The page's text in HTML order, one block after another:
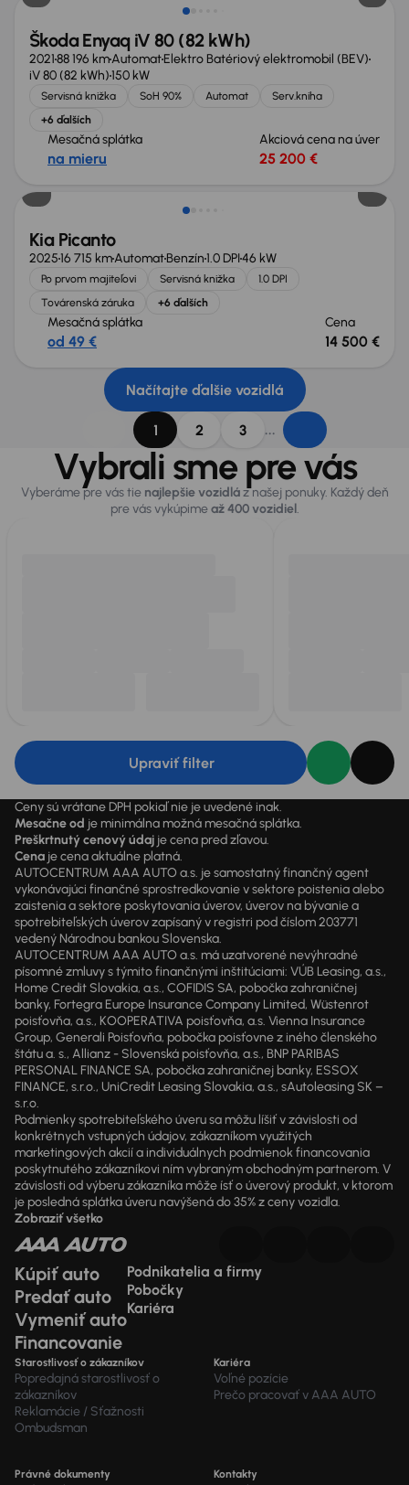
Škoda Enyaq iV 80 (82 kWh)
202188 196 kmAutomatElektro Batériový elektromobil (BEV)
iV 80 (82 kWh)150 kW
Servisná knižka SoH 90% Automat
Serv.kniha
+6 ďalších
Mesačná splátka
na mieru
Akciová cena na úver
25 200 €
Ušetríte 6 200 €
Kia Picanto
202516 715 kmAutomatBenzín1.0 DPI46 kW
Po prvom majiteľovi Servisná knižka
1.0 DPI
Továrenská záruka
+6 ďalších
Mesačná splátka
od 49 €
Cena
14 500 €
Načítajte ďalšie vozidlá
1 2 3 ...
Vybrali sme pre vás
Vyberáme pre vás tie najlepšie vozidláz našej ponuky. Každý deň
pre vás vykúpimeaž 400 vozidiel.
Upraviť filter
Ceny sú vrátane DPH pokiaľ nie je uvedené inak.
Mesačne od je minimálna možná mesačná splátka.
Preškrtnutý cenový údaj je cena pred zľavou.
Cena je cena aktuálne platná.
AUTOCENTRUM AAA AUTO a.s. je samostatný finančný agent
vykonávajúci finančné sprostredkovanie v sektore poistenia alebo
zaistenia a sektore poskytovania úverov, úverov na bývanie a
spotrebiteľských úverov zapísaný v registri pod číslom 203771
vedený Národnou bankou Slovenska.
AUTOCENTRUM AAA AUTO a.s. má uzatvorené nevýhradné
písomné zmluvy s týmito finančnými inštitúciami: VÚB Leasing, a.s.,
Home Credit Slovakia, a.s., COFIDIS SA, pobočka zahraničnej
banky, Fortegra Europe Insurance Company Limited, Wüstenrot
poisťovňa, a.s., KOOPERATIVA poisťovňa, a.s. Vienna Insurance
Group, Generali Poisťovňa, pobočka poisťovne z iného členského
štátu a. s., Allianz - Slovenská poisťovňa, a.s., BNP PARIBAS
PERSONAL FINANCE SA, pobočka zahraničnej banky, ESSOX
FINANCE, s.r.o., UniCredit Leasing Slovakia, a.s., sAutoleasing SK –
s.r.o.
Podmienky spotrebiteľského úveru sa môžu líšiť v závislosti od
konkrétnych vstupných údajov, zákazníkom využitých
marketingových akcií a individuálnych podmienok financovania
poskytnutého zákazníkovi ním vybraným obchodným partnerom. V
závislosti od výberu zákazníka môže ísť o úverový produkt, v ktorom
je posledná splátka úveru navýšená do 35% z ceny vozidla.
Zobraziť všetko
Kúpiť auto
Predať auto
Vymeniť auto
Financovanie
Podnikatelia a firmy
Pobočky
Kariéra
Starostlivosť o zákazníkov
Popredajná starostlivosť o
zákazníkov
Reklamácie / Sťažnosti
Ombudsman
Kariéra
Voľné pozície
Prečo pracovať v AAA AUTO
Právné dokumenty Kontakty